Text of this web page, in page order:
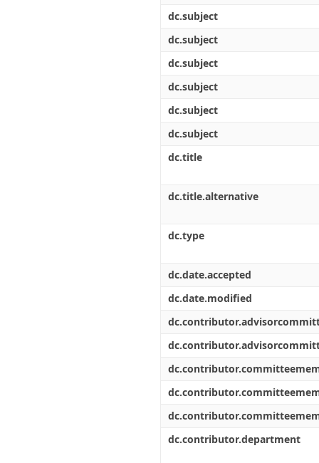
dc.subject
dc.subject
dc.subject
dc.subject
dc.subject
dc.subject
dc.title
dc.title.alternative
dc.type
dc.date.accepted
dc.date.modified
dc.contributor.department